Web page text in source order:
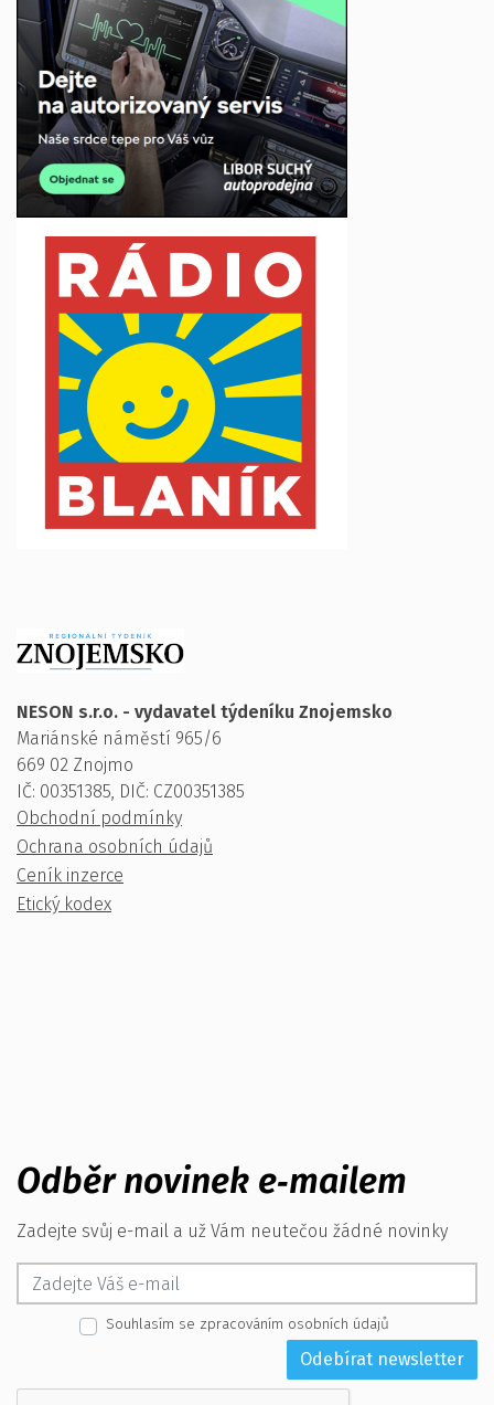
NESON s.r.o. - vydavatel týdeníku Znojemsko
Mariánské náměstí 965/6
669 02 Znojmo
IČ: 00351385, DIČ: CZ00351385
Obchodní podmínky
Ochrana osobních údajů
Ceník inzerce
Etický kodex
Odběr novinek e‑mailem
Zadejte svůj e-mail a už Vám neutečou žádné novinky
Souhlasím se zpracováním osobních údajů
Odebírat newsletter